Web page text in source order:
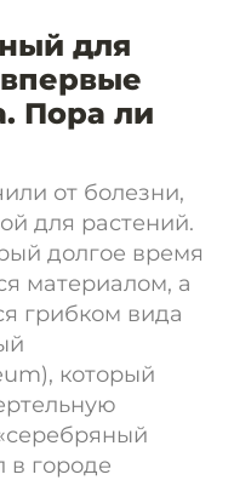
для
Пора ли
от болезни,
для растений.
долгое время
материалом, а
грибком вида
который
в городе